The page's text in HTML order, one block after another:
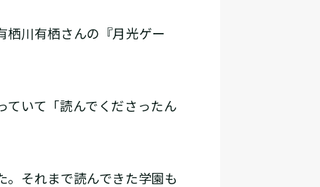
川有栖さんの『月光ゲー
いて「読んでくださったん
それまで読んできた学園も